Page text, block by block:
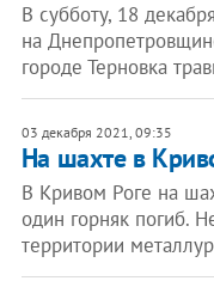
В субботу, 18
на
городе Терновка
03 декабря 2021, 09:35
На шахте в
В Кривом Роге на
один горняк погиб.
территории